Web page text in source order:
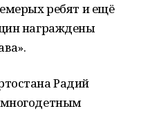
ребят и ещё
награждены
Радий